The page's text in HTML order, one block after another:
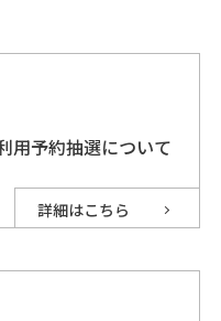
用予約抽選について
詳細はこちら